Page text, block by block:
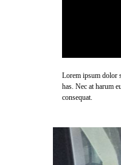
Lorem ipsum dolor
has. Nec at harum
consequat.